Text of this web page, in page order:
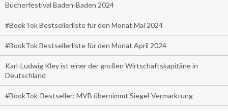
Bücherfestival Baden-Baden 2024
#BookTok Bestsellerliste für den Monat Mai 2024
#BookTok Bestsellerliste für den Monat April 2024
Karl-Ludwig Kley ist einer der großen Wirtschaftskapitäne in
Deutschland
#BookTok-Bestseller: MVB übernimmt Siegel-Vermarktung